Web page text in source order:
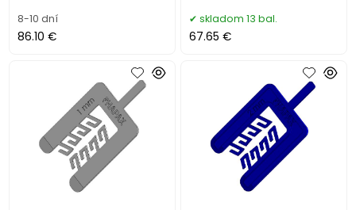
8-10 dní
86.10 €
skladom 13 bal.
67.65 €